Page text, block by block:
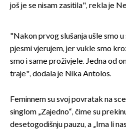
još je se nisam zasitila", rekla je
"Nakon prvog slušanja ušle smo
pjesmi vjerujem, jer vukle smo
smo i same proživjele. Jedna od
traje", dodala je Nika Antolos.
Feminnem su svoj povratak na
singlom „Zajedno“, čime su
desetogodišnju pauzu, a „Ima li